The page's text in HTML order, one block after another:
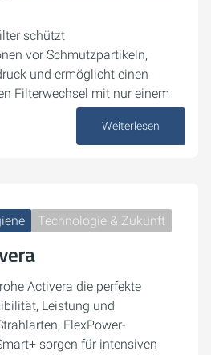
schützt
vor Schmutzpartikeln,
und ermöglicht einen
Filterwechsel mit nur einem
Weiterlesen
Technologie & Zukunft
Activera die perfekte
Leistung und
FlexPower-
sorgen für intensiven